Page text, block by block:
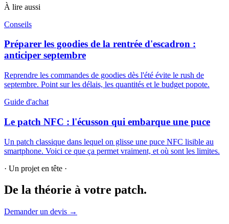
À lire aussi
Conseils
Préparer les goodies de la rentrée d'escadron :
anticiper septembre
Reprendre les commandes de goodies dès l'été évite le rush de
septembre. Point sur les délais, les quantités et le budget popote.
Guide d'achat
Le patch NFC : l'écusson qui embarque une puce
Un patch classique dans lequel on glisse une puce NFC lisible au
smartphone. Voici ce que ça permet vraiment, et où sont les limites.
· Un projet en tête ·
De la théorie à votre patch.
Demander un devis →